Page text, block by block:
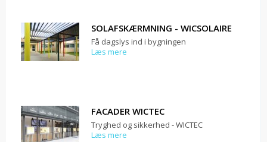
SOLAFSKÆRMNING - WICSOLAIRE
Få dagslys ind i bygningen
Læs mere
FACADER WICTEC
Tryghed og sikkerhed - WICTEC
Læs mere